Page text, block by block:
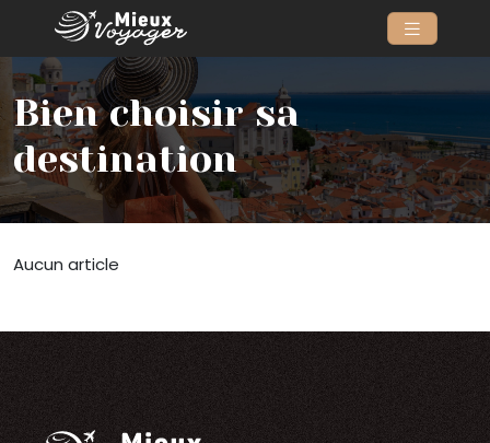
Bien choisir sa
destination
Aucun article